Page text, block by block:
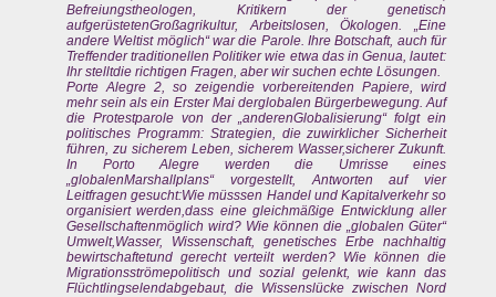
Befreiungstheologen, Kritikern der genetisch
aufgerüstetenGroßagrikultur, Arbeitslosen, Ökologen. „Eine
andere Weltist möglich“ war die Parole. Ihre Botschaft, auch für
Treffender traditionellen Politiker wie etwa das in Genua, lautet:
Ihr stelltdie richtigen Fragen, aber wir suchen echte Lösungen.
Porte Alegre 2, so zeigendie vorbereitenden Papiere, wird
mehr sein als ein Erster Mai derglobalen Bürgerbewegung. Auf
die Protestparole von der „anderenGlobalisierung“ folgt ein
politisches Programm: Strategien, die zuwirklicher Sicherheit
führen, zu sicherem Leben, sicherem Wasser,sicherer Zukunft.
In Porto Alegre werden die Umrisse eines
„globalenMarshallplans“ vorgestellt, Antworten auf vier
Leitfragen gesucht:Wie müsssen Handel und Kapitalverkehr so
organisiert werden,dass eine gleichmäßige Entwicklung aller
Gesellschaftenmöglich wird? Wie können die „globalen Güter“
Umwelt,Wasser, Wissenschaft, genetisches Erbe nachhaltig
bewirtschaftetund gerecht verteilt werden? Wie können die
Migrationsströmepolitisch und sozial gelenkt, wie kann das
Flüchtlingselendabgebaut, die Wissenslücke zwischen Nord